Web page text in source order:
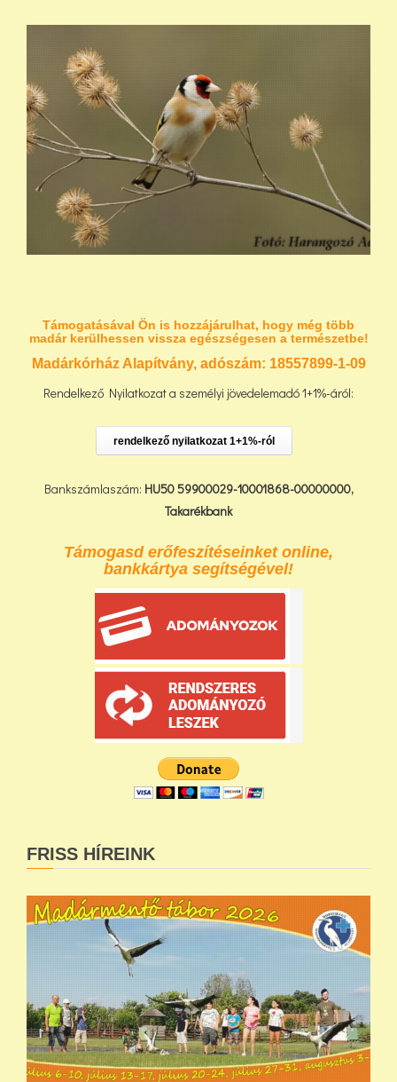
Támogatásával Ön is hozzájárulhat, hogy még több
madár kerülhessen vissza egészségesen a természetbe!
Madárkórház Alapítvány, adószám: 18557899-1-09
Rendelkező Nyilatkozat a személyi jövedelemadó 1+1%-áról:
rendelkező nyilatkozat 1+1%-ról
Bankszámlaszám: HU50 59900029-10001868-00000000,
Takarékbank
Támogasd erőfeszítéseinket online,
bankkártya segítségével!
FRISS HÍREINK